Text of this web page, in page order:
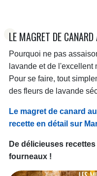
LE MAGRET DE
Pourquoi ne pas
lavande et de l'excellent
Pour se faire, tout
des fleurs de lavande
Le magret de canard
recette en détail sur
De délicieuses
fourneaux !